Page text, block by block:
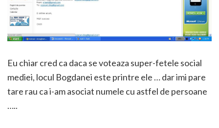
Eu chiar cred ca daca se voteaza super-fetele social
mediei, locul Bogdanei este printre ele … dar imi pare
tare rau ca i-am asociat numele cu astfel de persoane
…..